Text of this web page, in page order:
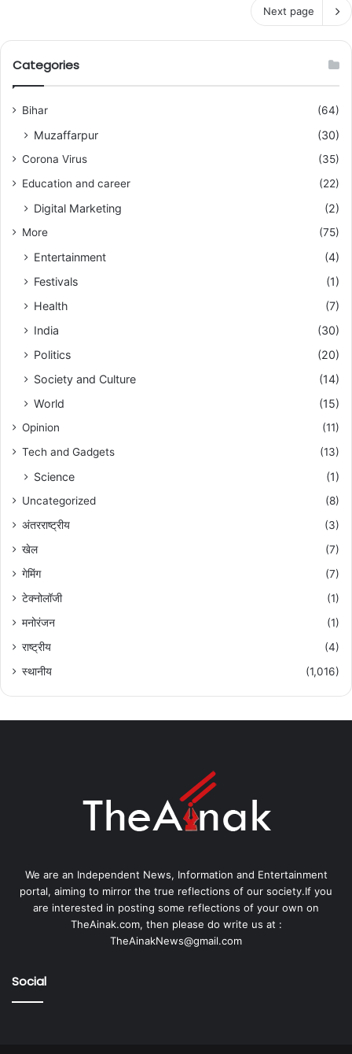
Next page
Categories
Bihar (64)
Muzaffarpur (30)
Corona Virus
(35)
Education and career
(22)
Digital Marketing (2)
More (75)
Entertainment
(4)
Festivals
(1)
Health
(7)
India
(30)
Politics
(20)
Society and Culture
(14)
World
(15)
Opinion
(11)
Tech and Gadgets
(13)
Science (1)
Uncategorized
(8)
अंतरराष्ट्रीय
(3)
खेल
(7)
गेमिंग
(7)
टेक्नोलॉजी
(1)
मनोरंजन
(1)
राष्ट्रीय
(4)
स्थानीय
(1,016)
We are an Independent News, Information and Entertainment
portal, aiming to mirror the true reflections of our society.If you
are interested in posting some reflections of your own on
TheAinak.com, then please do write us at :
TheAinakNews@gmail.com
Social